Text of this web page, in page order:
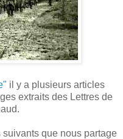
il y a plusieurs articles
extraits des Lettres de
que nous partage